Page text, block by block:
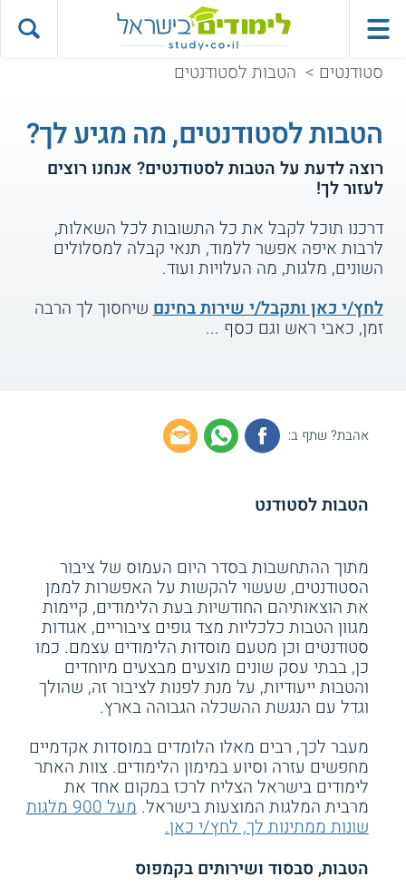
סטודנטים > הטבות לסטודנטים
הטבות לסטודנטים, מה מגיע לך?
רוצה לדעת על הטבות לסטודנטים? אנחנו רוצים
לעזור לך!
דרכנו תוכל לקבל את כל התשובות לכל השאלות,
לרבות איפה אפשר ללמוד, תנאי קבלה למסלולים
השונים, מלגות, מה העלויות ועוד.
לחץ/י כאן ותקבל/י שירות בחינםשיחסוך לך הרבה
זמן, כאבי ראש וגם כסף ...
אהבת? שתף ב:
הטבות לסטודנט
מתוך ההתחשבות בסדר היום העמוס של ציבור
הסטודנטים, שעשוי להקשות על האפשרות לממן
את הוצאותיהם החודשיות בעת הלימודים, קיימות
מגוון הטבות כלכליות מצד גופים ציבוריים, אגודות
סטודנטים וכן מטעם מוסדות הלימודים עצמם. כמו
כן, בבתי עסק שונים מוצעים מבצעים מיוחדים
והטבות ייעודיות, על מנת לפנות לציבור זה, שהולך
וגדל עם הנגשת ההשכלה הגבוהה בארץ.
מעבר לכך, רבים מאלו הלומדים במוסדות אקדמיים
מחפשים עזרה וסיוע במימון הלימודים. צוות האתר
לימודים בישראל הצליח לרכז במקום אחד את
מרבית המלגות המוצעות בישראל. מעל 900 מלגות
שונות ממתינות לך, לחץ/י כאן.
הטבות, סבסוד ושירותים בקמפוס